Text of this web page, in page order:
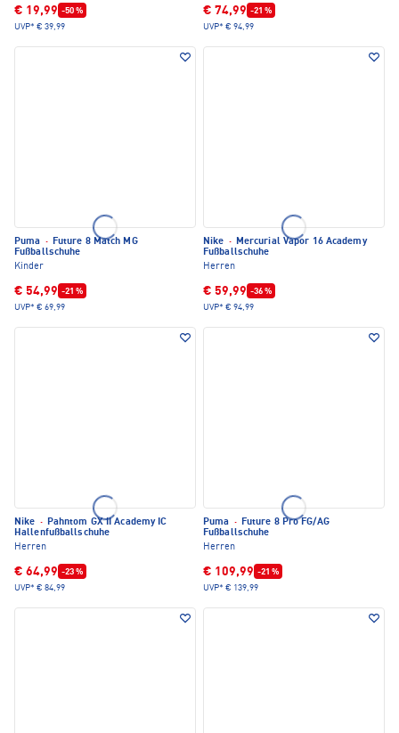
€ 19,99 -50 %
UVP* € 39,99
€ 74,99 -21 %
UVP* € 94,99
Puma · Future 8 Match MG
Fußballschuhe
Kinder
€ 54,99 -21 %
UVP* € 69,99
Nike · Mercurial Vapor 16 Academy
Fußballschuhe
Herren
€ 59,99 -36 %
UVP* € 94,99
Nike · Pahntom GX II Academy IC
Hallenfußballschuhe
Herren
€ 64,99 -23 %
UVP* € 84,99
Puma · Future 8 Pro FG/AG
Fußballschuhe
Herren
€ 109,99 -21 %
UVP* € 139,99